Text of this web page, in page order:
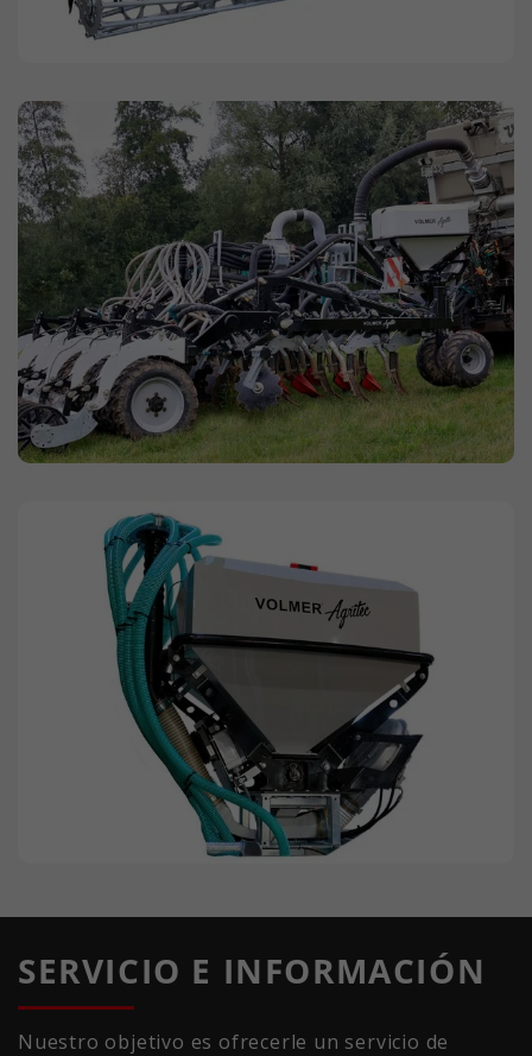
SERVICIO E INFORMACIÓN
Nuestro objetivo es ofrecerle un servicio de
Propósito
Permite obtener el estado de la